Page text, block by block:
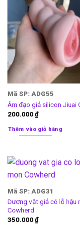
Mã SP: ADG55
Âm đạo giả silicon Jiuai
200.000₫
Thêm vào giỏ hàng
Mã SP: ADG31
Dương vật giả có lỗ hậu
Cowherd
350.000₫